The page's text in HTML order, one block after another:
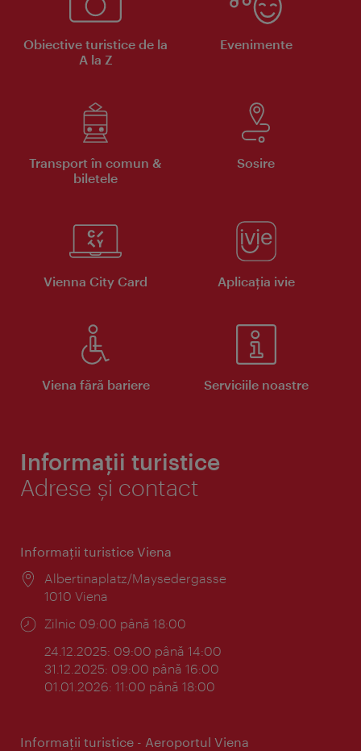
Obiective turistice de la
A la Z
Evenimente
Transport în comun &
biletele
Sosire
Vienna City Card Aplicaţia ivie
Viena fără bariere Serviciile noastre
Informații turistice
Adrese și contact
Informaţii turistice Viena
Locul:
Albertinaplatz/Maysedergasse
1010 Viena
Program:
Zilnic 09:00 până 18:00
24.12.2025: 09:00 până 14:00
31.12.2025: 09:00 până 16:00
01.01.2026: 11:00 până 18:00
Informaţii turistice - Aeroportul Viena